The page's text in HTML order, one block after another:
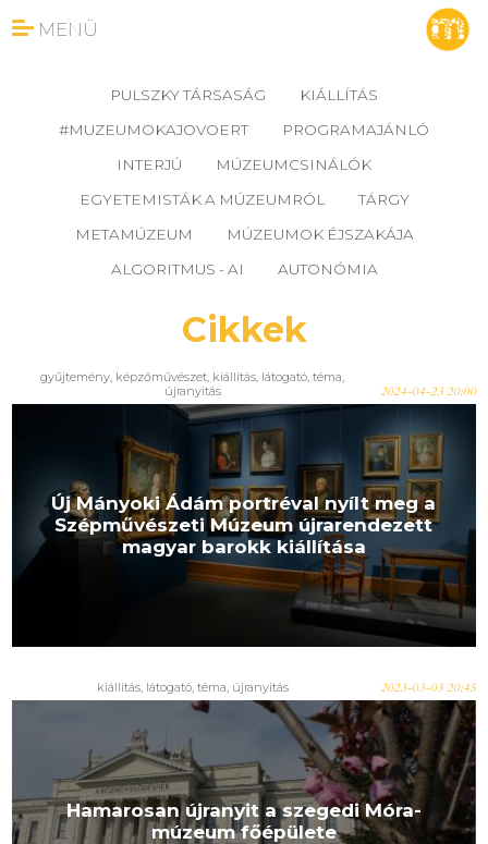
MENÜ
PULSZKY TÁRSASÁG
KIÁLLÍTÁS
#MUZEUMOKAJOVOERT
PROGRAMAJÁNLÓ
INTERJÚ
MÚZEUMCSINÁLÓK
EGYETEMISTÁK A MÚZEUMRÓL
TÁRGY
METAMÚZEUM
MÚZEUMOK ÉJSZAKÁJA
ALGORITMUS - AI
AUTONÓMIA
Cikkek
gyűjtemény, képzőművészet, kiállítás, látogató, téma,
újranyitás
2024-04-23 20:00
Új Mányoki Ádám portréval nyílt meg a
Szépművészeti Múzeum újrarendezett
magyar barokk kiállítása
kiállítás, látogató, téma, újranyitás 2023-03-03 20:45
Hamarosan újranyit a szegedi Móra-
múzeum főépülete